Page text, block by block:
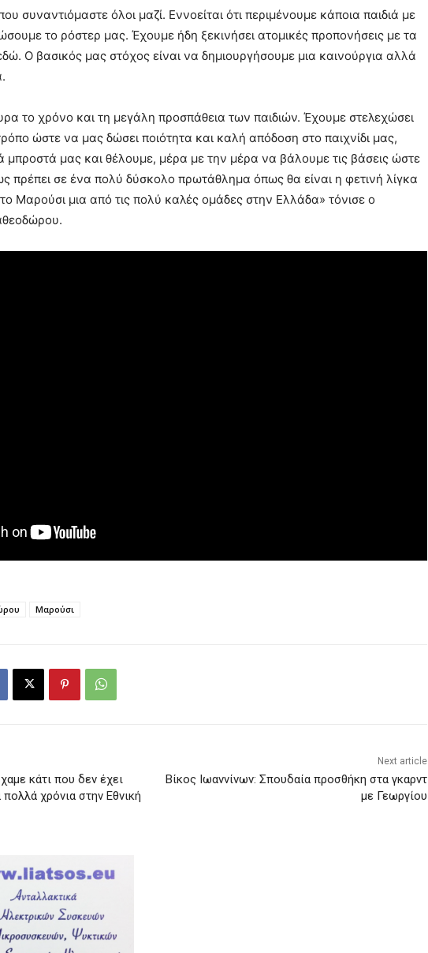
συναντιόμαστε όλοι μαζί. Εννοείται ότι περιμένουμε κάποια παιδιά με
το ρόστερ μας. Έχουμε ήδη ξεκινήσει ατομικές προπονήσεις με τα
Ο βασικός μας στόχος είναι να δημιουργήσουμε μια καινούργια αλλά
το χρόνο και τη μεγάλη προσπάθεια των παιδιών. Έχουμε στελεχώσει
ώστε να μας δώσει ποιότητα και καλή απόδοση στο παιχνίδι μας,
μπροστά μας και θέλουμε, μέρα με την μέρα να βάλουμε τις βάσεις ώστε
πρέπει σε ένα πολύ δύσκολο πρωτάθλημα όπως θα είναι η φετινή λίγκα
Μαρούσι μια από τις πολύ καλές ομάδες στην Ελλάδα» τόνισε ο
Μαρούσι
κάτι που δεν έχει
χρόνια στην Εθνική
Next article
Βίκος Ιωαννίνων: Σπουδαία προσθήκη στα γκαρντ
με Γεωργίου